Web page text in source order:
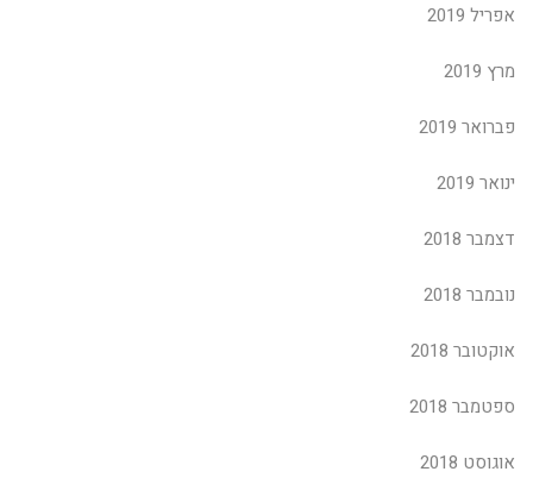
אפריל 2019
מרץ 2019
פברואר 2019
ינואר 2019
דצמבר 2018
נובמבר 2018
אוקטובר 2018
ספטמבר 2018
אוגוסט 2018